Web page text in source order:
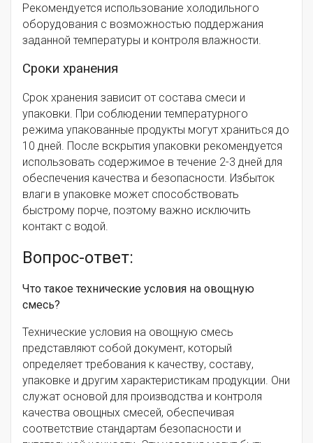
Рекомендуется использование холодильного
оборудования с возможностью поддержания
заданной температуры и контроля влажности.
Сроки хранения
Срок хранения зависит от состава смеси и
упаковки. При соблюдении температурного
режима упакованные продукты могут храниться до
10 дней. После вскрытия упаковки рекомендуется
использовать содержимое в течение 2-3 дней для
обеспечения качества и безопасности. Избыток
влаги в упаковке может способствовать
быстрому порче, поэтому важно исключить
контакт с водой.
Вопрос-ответ:
Что такое технические условия на овощную
смесь?
Технические условия на овощную смесь
представляют собой документ, который
определяет требования к качеству, составу,
упаковке и другим характеристикам продукции. Они
служат основой для производства и контроля
качества овощных смесей, обеспечивая
соответствие стандартам безопасности и